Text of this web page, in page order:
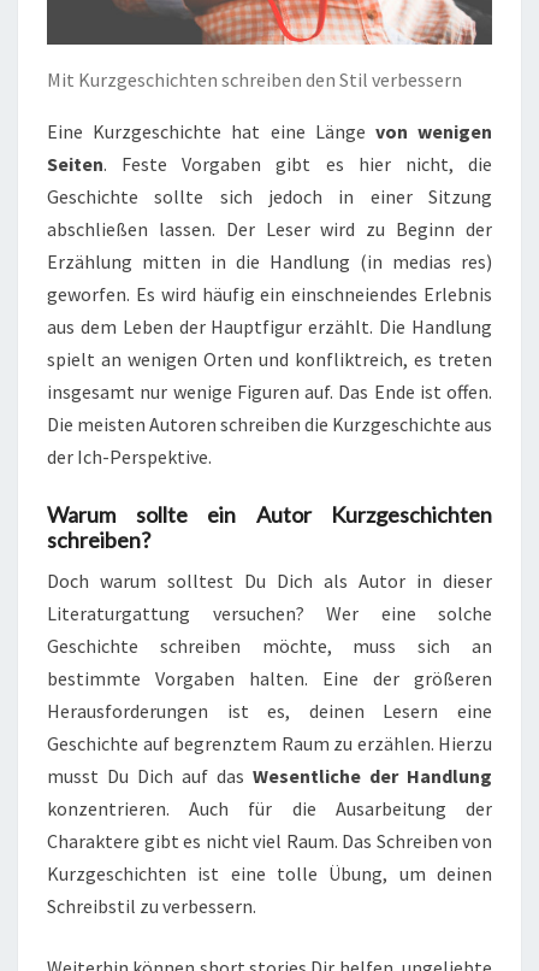
Mit Kurzgeschichten schreiben den Stil verbessern
Eine Kurzgeschichte hat eine Länge von wenigen
Seiten. Feste Vorgaben gibt es hier nicht, die
Geschichte sollte sich jedoch in einer Sitzung
abschließen lassen. Der Leser wird zu Beginn der
Erzählung mitten in die Handlung (in medias res)
geworfen. Es wird häufig ein einschneiendes Erlebnis
aus dem Leben der Hauptfigur erzählt. Die Handlung
spielt an wenigen Orten und konfliktreich, es treten
insgesamt nur wenige Figuren auf. Das Ende ist offen.
Die meisten Autoren schreiben die Kurzgeschichte aus
der Ich-Perspektive.
Warum sollte ein Autor Kurzgeschichten
schreiben?
Doch warum solltest Du Dich als Autor in dieser
Literaturgattung versuchen? Wer eine solche
Geschichte schreiben möchte, muss sich an
bestimmte Vorgaben halten. Eine der größeren
Herausforderungen ist es, deinen Lesern eine
Geschichte auf begrenztem Raum zu erzählen. Hierzu
musst Du Dich auf das Wesentliche der Handlung
konzentrieren. Auch für die Ausarbeitung der
Charaktere gibt es nicht viel Raum. Das Schreiben von
Kurzgeschichten ist eine tolle Übung, um deinen
Schreibstil zu verbessern.